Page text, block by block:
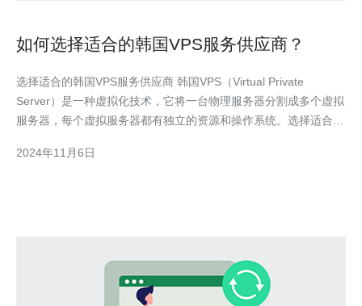
如何选择适合的韩国VPS服务供应商？
选择适合的韩国VPS服务供应商 韩国VPS（Virtual Private
Server）是一种虚拟化技术，它将一台物理服务器分割成多个虚拟
服务器，每个虚拟服务器都有独立的资源和操作系统。选择适合的
考因素和建议。 1. 性能和可靠性 首先要考虑的是VPS服务供应商
2024年11月6日